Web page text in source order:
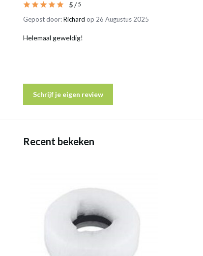
5/5
Gepost door:Richard op 26 Augustus 2025
Helemaal geweldig!
Schrijf je eigen review
Recent bekeken